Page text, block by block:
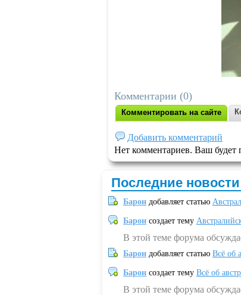
Комментарии (0)
Комментировать на сайте
Добавить комментарий
Нет комментариев. Ваш будет
Последние
Барон добавляет статью
Барон создает тему
В этой теме форума
Барон добавляет статью Всё об
Барон создает тему Всё об
В этой теме форума